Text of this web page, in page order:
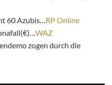
60 Azubis…RP Online
WAZ
zogen durch die